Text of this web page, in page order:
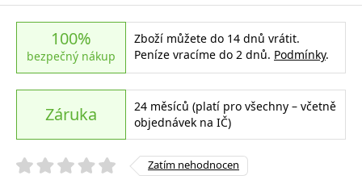
100%
bezpečný nákup
Zboží můžete do 14 dnů vrátit.
Peníze vracíme do 2 dnů. Podmínky.
Záruka
24 měsíců (platí pro všechny – včetně
objednávek na IČ)
Zatím nehodnocen